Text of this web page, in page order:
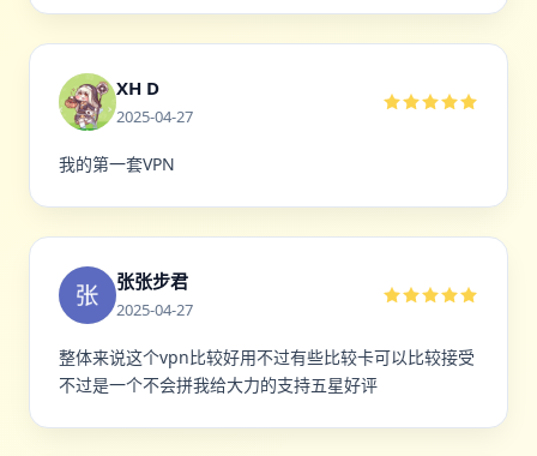
XH D
2025-04-27
我的第一套VPN
张张步君
2025-04-27
整体来说这个vpn比较好用不过有些比较卡可以比较接受
不过是一个不会拼我给大力的支持五星好评